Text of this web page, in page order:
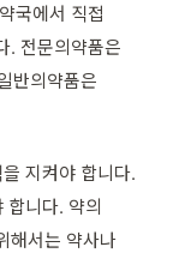
국에서 직접
. 전문의약품은
반의약품은
지켜야 합니다.
합니다. 약의
해서는 약사나